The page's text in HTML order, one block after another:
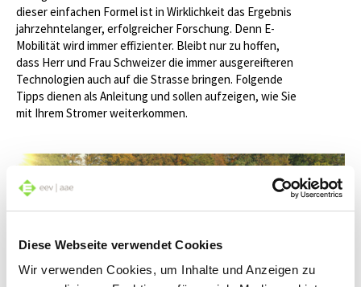
Diese Webseite verwendet Cookies
Wir verwenden Cookies, um Inhalte und Anzeigen zu
dieser einfachen Formel ist in Wirklichkeit das Ergebnis
jahrzehntelanger, erfolgreicher Forschung. Denn E-
Mobilität wird immer effizienter. Bleibt nur zu hoffen,
dass Herr und Frau Schweizer die immer ausgereifteren
Technologien auch auf die Strasse bringen. Folgende
Tipps dienen als Anleitung und sollen aufzeigen, wie Sie
mit Ihrem Stromer weiterkommen.